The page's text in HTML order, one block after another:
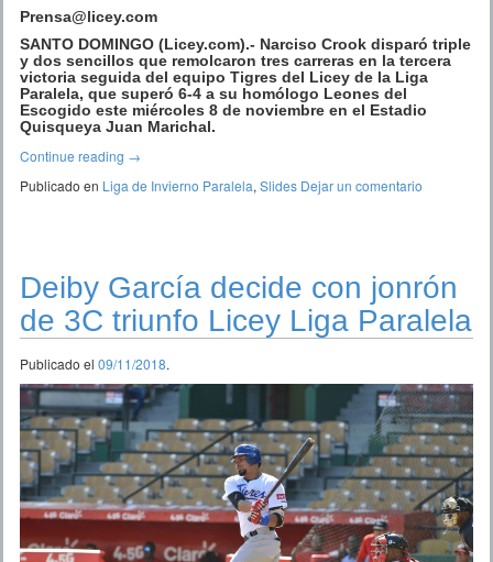
Prensa@licey.com
SANTO DOMINGO (Licey.com).- Narciso Crook disparó triple
y dos sencillos que remolcaron tres carreras en la tercera
victoria seguida del equipo Tigres del Licey de la Liga
Paralela, que superó 6-4 a su homólogo Leones del
Escogido este miércoles 8 de noviembre en el Estadio
Quisqueya Juan Marichal.
Continue reading →
Publicado en Liga de Invierno Paralela, Slides Dejar un comentario
Deiby García decide con jonrón
de 3C triunfo Licey Liga Paralela
Publicado el 09/11/2018.